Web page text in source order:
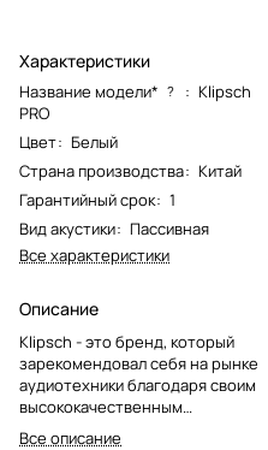
Характеристики
Название модели* ? : Klipsch
PRO
Цвет: Белый
Страна производства: Китай
Гарантийный срок: 1
Вид акустики: Пассивная
Все характеристики
Описание
Klipsch - это бренд, который
зарекомендовал себя на рынке
аудиотехники благодаря своим
высококачественным
продуктам.
Все описание